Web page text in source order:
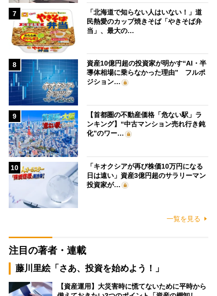
7
「北海道で知らない人はいない！」道
民熱愛のカップ焼きそば「やきそば弁
当」、最大の…
8
資産10億円超の投資家が明かす“AI・半
導体相場に乗らなかった理由” フルポ
ジション…
9
【首都圏の不動産価格「危ない駅」ラ
ンキング】“中古マンション売れ行き鈍
化”のワー…
10
「キオクシアが再び株価10万円になる
日は遠い」資産3億円超のサラリーマン
投資家が…
一覧を見る
注目の著者・連載
藤川里絵「さあ、投資を始めよう！」
【資産運用】大災害時に慌てないために平時から